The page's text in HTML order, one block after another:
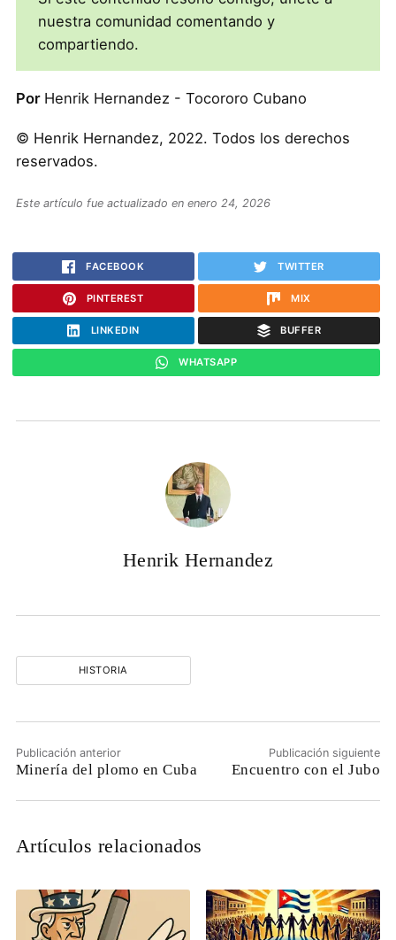
nuestra comunidad comentando y
compartiendo.
Por Henrik Hernandez - Tocororo Cubano
© Henrik Hernandez, 2022. Todos los derechos
reservados.
Este artículo fue actualizado en enero 24, 2026
FACEBOOK TWITTER
PINTEREST MIX
LINKEDIN BUFFER
WHATSAPP
Henrik Hernandez
HISTORIA
Publicación anterior
Minería del plomo en Cuba
Publicación siguiente
Encuentro con el Jubo
Artículos relacionados